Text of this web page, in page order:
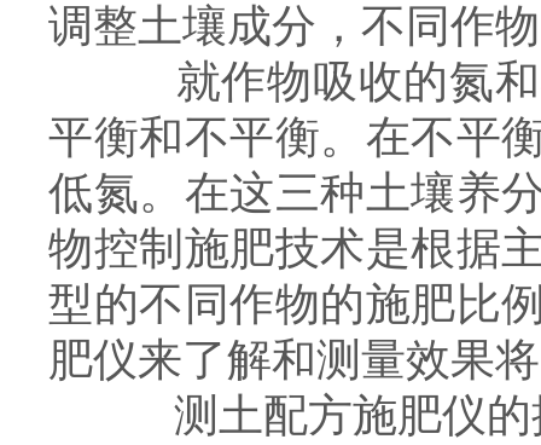
调整土壤成分，不同作
就作物吸收的氮和
平衡和不平衡。在不平
低氮。在这三种土壤养
物控制施肥技术是根据
型的不同作物的施肥比
肥仪来了解和测量效果
测土配方施肥仪的